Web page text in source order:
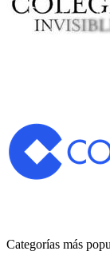
Categorías más